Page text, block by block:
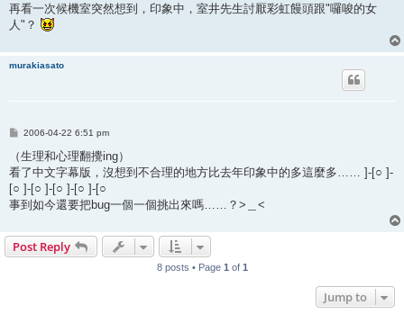
再看一次候機室突然想到，印象中，室井先生討厭彩虹饅頭跟"囉唆的女
人"？
murakiasato
P
s
t
2006-04-22 6:51 pm
（生理和心理翻攪ing）
看了中文字幕版，沒想到不合理的地方比去年印象中的多這麼多…… ]-[○ ]-
[○ ]-[○ ]-[○ ]-[○ ]-[○
事到如今還要把bug一個一個挑出來嗎……？>＿<
Post Reply
8 posts • Page 1 of 1
Jump to